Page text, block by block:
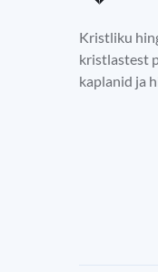
Kristliku
kristlastest
kaplanid ja